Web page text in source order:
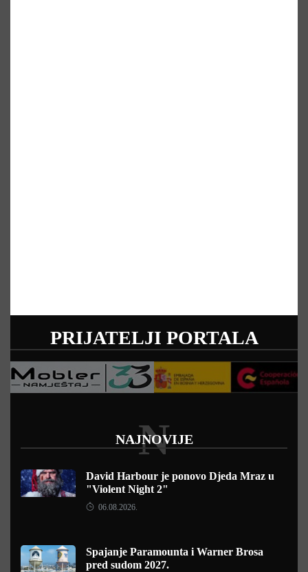
PRIJATELJI PORTALA
NAJNOVIJE
N
David Harbour je ponovo Djeda Mraz u
"Violent Night 2"
06.08.2026.
Spajanje Paramounta i Warner Brosa
pred sudom 2027.